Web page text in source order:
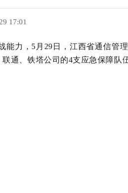
17:01
能力， 5 月 29 日，江西省通信管
联通、铁塔公司的4支应急保障队